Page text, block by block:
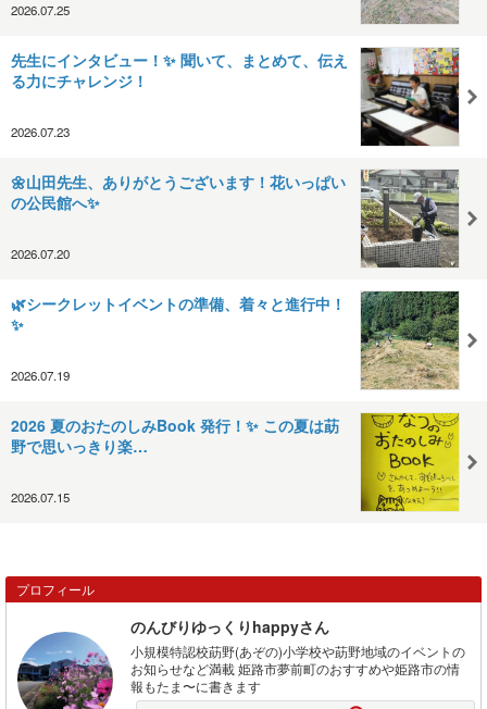
2026.07.25
先生にインタビュー！✨ 聞いて、まとめて、伝え
る力にチャレンジ！
2026.07.23
🌼山田先生、ありがとうございます！花いっぱい
の公民館へ✨
2026.07.20
🌿シークレットイベントの準備、着々と進行中！
✨
2026.07.19
2026 夏のおたのしみBook 発行！✨ この夏は莇
野で思いっきり楽…
2026.07.15
プロフィール
のんびりゆっくりhappyさん
小規模特認校莇野(あぞの)小学校や莇野地域のイベントの
お知らせなど満載 姫路市夢前町のおすすめや姫路市の情
報もたま〜に書きます